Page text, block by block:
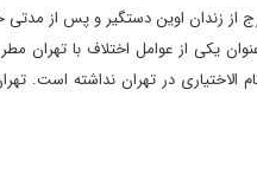
از زندان اوین دستگیر و پس از مدتی
یکی از عوامل اختلاف با تهران
سفیر کانادا ایران در سال 2007، کانادا هیچگاه سفیر تام الاختیاری در